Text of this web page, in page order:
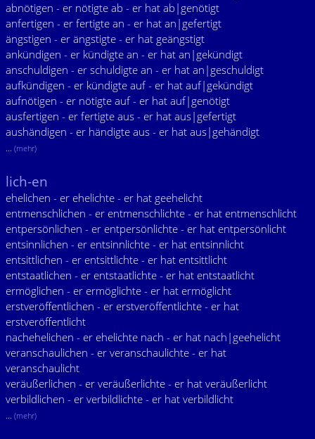
abnötigen - er nötigte ab - er hat ab|genötigt
anfertigen - er fertigte an - er hat an|gefertigt
ängstigen - er ängstigte - er hat geängstigt
ankündigen - er kündigte an - er hat an|gekündigt
anschuldigen - er schuldigte an - er hat an|geschuldigt
aufkündigen - er kündigte auf - er hat auf|gekündigt
aufnötigen - er nötigte auf - er hat auf|genötigt
ausfertigen - er fertigte aus - er hat aus|gefertigt
aushändigen - er händigte aus - er hat aus|gehändigt
... (mehr)
lich-en
ehelichen - er ehelichte - er hat geehelicht
entmenschlichen - er entmenschlichte - er hat entmenschlicht
entpersönlichen - er entpersönlichte - er hat entpersönlicht
entsinnlichen - er entsinnlichte - er hat entsinnlicht
entsittlichen - er entsittlichte - er hat entsittlicht
entstaatlichen - er entstaatlichte - er hat entstaatlicht
ermöglichen - er ermöglichte - er hat ermöglicht
erstveröffentlichen - er erstveröffentlichte - er hat
erstveröffentlicht
nachehelichen - er ehelichte nach - er hat nach|geehelicht
veranschaulichen - er veranschaulichte - er hat
veranschaulicht
veräußerlichen - er veräußerlichte - er hat veräußerlicht
verbildlichen - er verbildlichte - er hat verbildlicht
... (mehr)